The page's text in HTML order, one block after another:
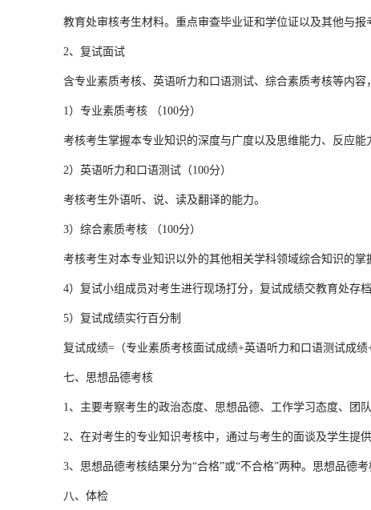
教育处审核考生材料。重点审查毕业证和学位证以及其他与报
2、复试面试
含专业素质考核、英语听力和口语测试、综合素质考核等内容
1）专业素质考核 （100分）
考核考生掌握本专业知识的深度与广度以及思维能力、反应能
2）英语听力和口语测试（100分）
考核考生外语听、说、读及翻译的能力。
3）综合素质考核 （100分）
考核考生对本专业知识以外的其他相关学科领域综合知识的掌
4）复试小组成员对考生进行现场打分，复试成绩交教育处存档
5）复试成绩实行百分制
复试成绩=（专业素质考核面试成绩+英语听力和口语测试成
七、思想品德考核
1、主要考察考生的政治态度、思想品德、工作学习态度、团队
2、在对考生的专业知识考核中，通过与考生的面谈及学生提供
3、思想品德考核结果分为“合格”或“不合格”两种。思想品德考
八、体检